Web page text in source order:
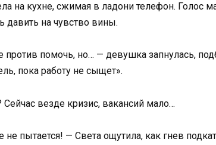
на кухне, сжимая в ладони телефон. Голос
давить на чувство вины.
против помочь, но… — девушка запнулась,
пока работу не сыщет».
Сейчас везде кризис, вакансий мало…
пытается! — Света ощутила, как гнев